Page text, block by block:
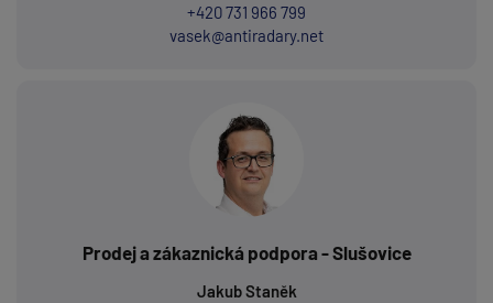
+420 731 966 799
vasek@antiradary.net
Prodej a zákaznická podpora - Slušovice
Jakub Staněk